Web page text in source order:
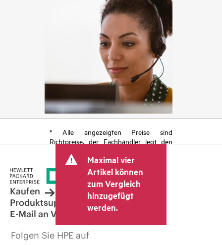
* Alle angezeigten Preise sind
Richtpreise, der Fachhändler legt den
kann weitere Gebühren wie
Mehrwertsteuer und Versandkosten
berücksichtigen. Der vom Fachhändler
festgelegte Transaktionspreis kann von
dem anderer Fachhändler und dem
angezeigten Richtpreis abweichen. Die
Richtpreise können zeitlich begrenzte
Sonderangebote enthalten. HPE behält
sich das Recht vor, jederzeit
Maximal vier
Artikel können
zum Vergleich
hinzugefügt
werden.
Kaufen
Produktsupport
E-Mail an Vertrieb
Folgen Sie HPE auf